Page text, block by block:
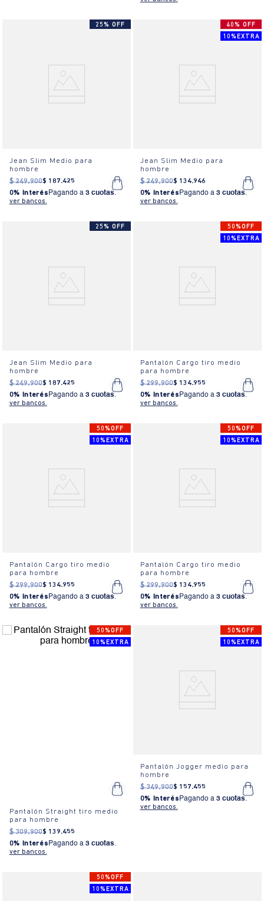
25% OFF
Jean Slim Medio para
hombre
$ 249.900$ 187.425
0% Interés Pagando a 3 cuotas.
ver bancos.
40% OFF
10%EXTRA
Jean Slim Medio para
hombre
$ 249.900$ 134.946
0% Interés Pagando a 3 cuotas.
ver bancos.
25% OFF
Jean Slim Medio para
hombre
$ 249.900$ 187.425
0% Interés Pagando a 3 cuotas.
ver bancos.
50%OFF
10%EXTRA
Pantalón Cargo tiro medio
para hombre
$ 299.900$ 134.955
0% Interés Pagando a 3 cuotas.
ver bancos.
50%OFF
10%EXTRA
Pantalón Cargo tiro medio
para hombre
$ 299.900$ 134.955
0% Interés Pagando a 3 cuotas.
ver bancos.
50%OFF
10%EXTRA
Pantalón Cargo tiro medio
para hombre
$ 299.900$ 134.955
0% Interés Pagando a 3 cuotas.
ver bancos.
50%OFF
10%EXTRA
Pantalón Straight tiro medio
para hombre
$ 309.900$ 139.455
0% Interés Pagando a 3 cuotas.
ver bancos.
50%OFF
10%EXTRA
Pantalón Jogger medio para
hombre
$ 349.900$ 157.455
0% Interés Pagando a 3 cuotas.
ver bancos.
50%OFF
10%EXTRA